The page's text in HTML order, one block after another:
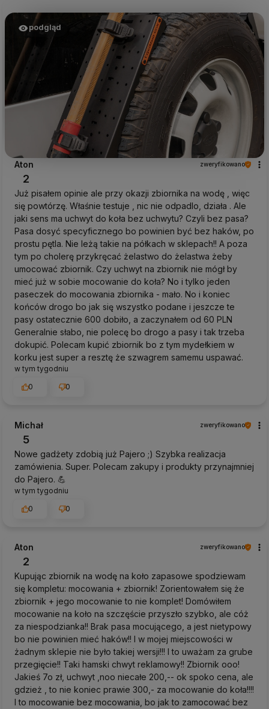
podgląd
Aton zweryfikowano
2
Już pisałem opinie ale przy okazji zbiornika na wodę , więc
się powtórzę. Właśnie testuje , nic nie odpadlo, działa . Ale
jaki sens ma uchwyt do koła bez uchwytu? Czyli bez pasa?
Pasa dosyć specyficznego bo powinien być bez haków, po
prostu pętla. Nie leżą takie na półkach w sklepach!! A poza
tym po cholerę przykręcać żelastwo do żelastwa żeby
umocować zbiornik. Czy uchwyt na zbiornik nie mógł by
mieć już w sobie mocowanie do koła? No i tylko jeden
paseczek do mocowania zbiornika - mało. No i koniec
końców drogo bo jak się wszystko podane i jeszcze te
pasy ostatecznie 600 dobiło, a zaczynałem od 60 PLN
Generalnie słabo, nie polecę bo drogo a pasy i tak trzeba
dokupić. Polecam kupić zbiornik bo z tym mydełkiem w
korku jest super a resztę że szwagrem samemu uspawać.
w tym tygodniu
0
0
Michał zweryfikowano
5
Nowe gadżety zdobią już Pajero ;) Szybka realizacja
zamówienia. Super. Polecam zakupy i produkty przynajmniej
do Pajero. 💪
w tym tygodniu
0
0
Aton zweryfikowano
2
Kupując zbiornik na wodę na koło zapasowe spodziewam
się kompletu: mocowania + zbiornik! Zorientowałem się że
zbiornik + jego mocowanie to nie komplet! Domówiłem
mocowanie na koło na szczęście przyszło szybko, ale cóż
za niespodzianka!! Brak pasa mocującego, a jest nietypowy
bo nie powinien mieć haków!! I w mojej miejscowości w
żadnym sklepie nie było takiej wersji!!! I to uważam za grube
przegięcie!! Taki hamski chwyt reklamowy!! Zbiornik ooo!
Jakieś 7o zł, uchwyt ,noo niecałe 200,-- ok spoko cena, ale
gdzież , to nie koniec prawie 300,- za mocowanie do koła!!!!
I to mocowanie bez mocowania, bo jak to zamocować bez